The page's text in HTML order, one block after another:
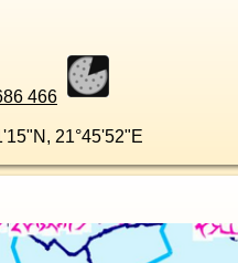
466
, 21°45'52"E